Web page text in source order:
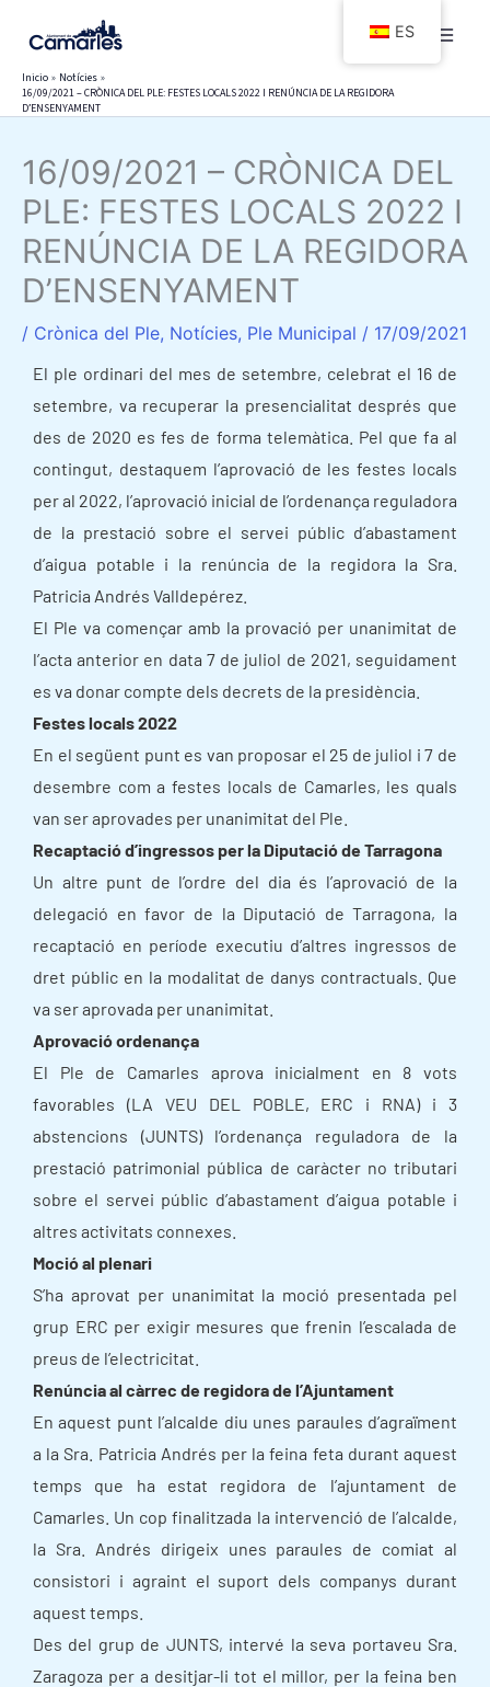
contenido
Inicio
Notícies
16/09/2021 – CRÒNICA DEL PLE: FESTES LOCALS 2022 I RENÚNCIA DE LA REGIDORA
D’ENSENYAMENT
16/09/2021 – CRÒNICA DEL
PLE: FESTES LOCALS 2022 I
RENÚNCIA DE LA REGIDORA
D’ENSENYAMENT
/ Crònica del Ple, Notícies, Ple Municipal / 17/09/2021
El ple ordinari del mes de setembre, celebrat el 16 de
setembre, va recuperar la presencialitat després que
des de 2020 es fes de forma telemàtica. Pel que fa al
contingut, destaquem l’aprovació de les festes locals
per al 2022, l’aprovació inicial de l’ordenança reguladora
de la prestació sobre el servei públic d’abastament
d’aigua potable i la renúncia de la regidora la Sra.
Patricia Andrés Valldepérez.
El Ple va començar amb la provació per unanimitat de
l’acta anterior en data 7 de juliol de 2021, seguidament
es va donar compte dels decrets de la presidència.
Festes locals 2022
En el següent punt es van proposar el 25 de juliol i 7 de
desembre com a festes locals de Camarles, les quals
van ser aprovades per unanimitat del Ple.
Recaptació d’ingressos per la Diputació de Tarragona
Un altre punt de l’ordre del dia és l’aprovació de la
delegació en favor de la Diputació de Tarragona, la
recaptació en període executiu d’altres ingressos de
dret públic en la modalitat de danys contractuals. Que
va ser aprovada per unanimitat.
Aprovació ordenança
El Ple de Camarles aprova inicialment en 8 vots
favorables (LA VEU DEL POBLE, ERC i RNA) i 3
abstencions (JUNTS) l’ordenança reguladora de la
prestació patrimonial pública de caràcter no tributari
sobre el servei públic d’abastament d’aigua potable i
altres activitats connexes.
Moció al plenari
S’ha aprovat per unanimitat la moció presentada pel
grup ERC per exigir mesures que frenin l’escalada de
preus de l’electricitat.
Renúncia al càrrec de regidora de l’Ajuntament
En aquest punt l’alcalde diu unes paraules d’agraïment
a la Sra. Patricia Andrés per la feina feta durant aquest
temps que ha estat regidora de l’ajuntament de
Camarles. Un cop finalitzada la intervenció de l’alcalde,
la Sra. Andrés dirigeix unes paraules de comiat al
consistori i agraint el suport dels companys durant
aquest temps.
Des del grup de JUNTS, intervé la seva portaveu Sra.
Zaragoza per a desitjar-li tot el millor, per la feina ben
ES